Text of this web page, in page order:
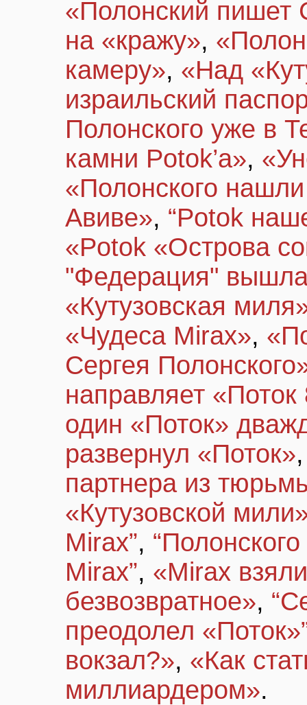
«Полонский пишет
на «кражу»,
камеру», «Над
израильский
Полонского уже в
камни Potok’а»,
«Полонского
Авиве», “Potok
«Potok «Острова
"Федерация" вышла
«Кутузовская
«Чудеса Mirax»,
Сергея
направляет
один «Поток»
развернул «Поток»
партнера из
«Кутузовской
Mirax”,
Mirax”, «Mirax
безвозвратное»,
преодолел
вокзал?», «Как
миллиардером».